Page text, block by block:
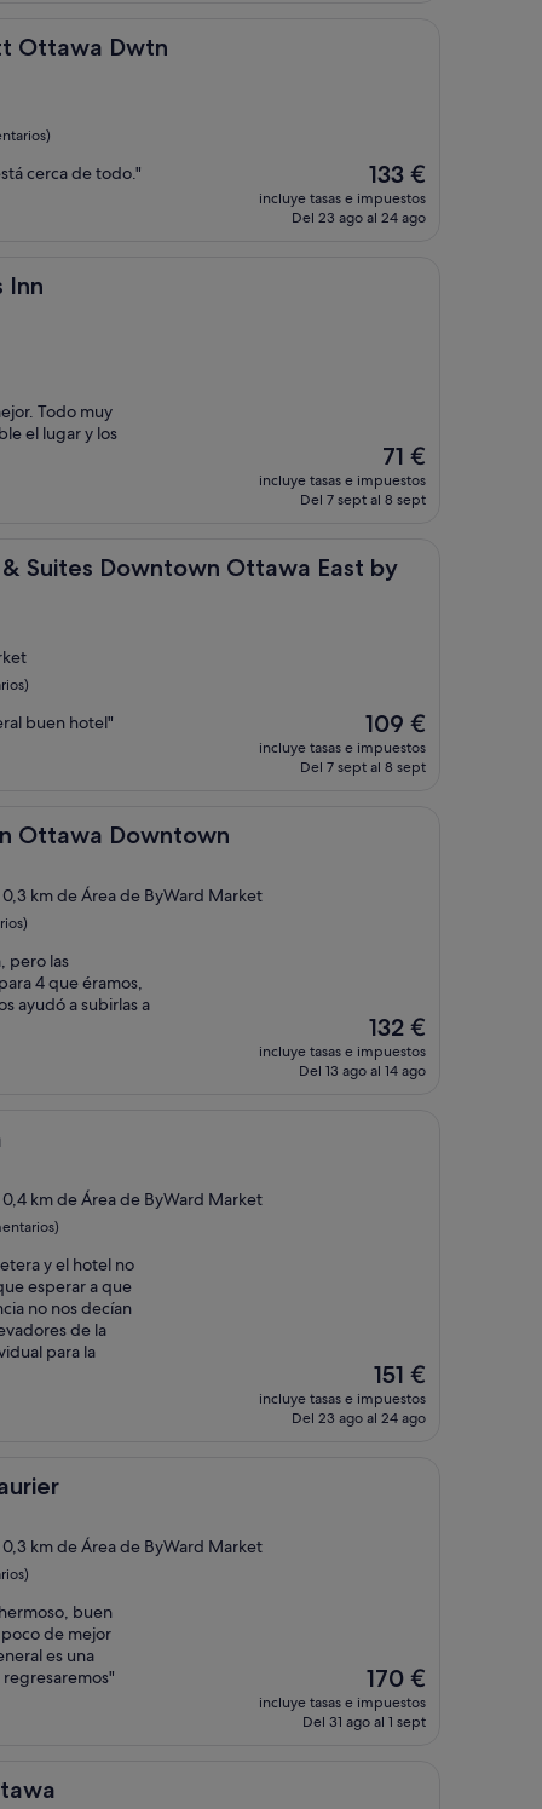
Ottawa Dwtn
Dwtn
cerca de todo."
El
precio
actual
133 €
incluye tasas e impuestos
Del 23 ago al 24 ago
Inn
Todo muy
el lugar y los
El
precio
actual
71 €
71 €
incluye tasas e impuestos
Del 7 sept al 8 sept
Suites Downtown Ottawa East by
Ottawa East by IHG
buen hotel"
El
precio
actual
109 €
incluye tasas e impuestos
Del 7 sept al 8 sept
Ottawa Downtown
Downtown
km de Área de ByWard Market
pero las
4 que éramos,
ayudó a subirlas a
El
precio
actual
132 €
incluye tasas e impuestos
Del 13 ago al 14 ago
km de Área de ByWard Market
y el hotel no
esperar a que
no nos decían
de la
para la
El
precio
actual
151 €
incluye tasas e impuestos
Del 23 ago al 24 ago
km de Área de ByWard Market
buen
de mejor
es una
El
precio
actual
170 €
incluye tasas e impuestos
Del 31 ago al 1 sept